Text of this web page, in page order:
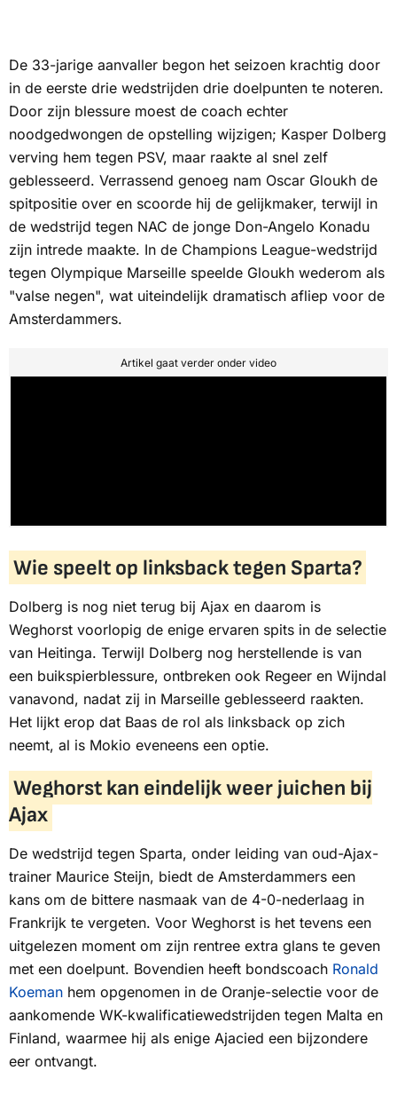
De 33-jarige aanvaller begon het seizoen krachtig door
in de eerste drie wedstrijden drie doelpunten te noteren.
Door zijn blessure moest de coach echter
noodgedwongen de opstelling wijzigen; Kasper Dolberg
verving hem tegen PSV, maar raakte al snel zelf
geblesseerd. Verrassend genoeg nam Oscar Gloukh de
spitpositie over en scoorde hij de gelijkmaker, terwijl in
de wedstrijd tegen NAC de jonge Don-Angelo Konadu
zijn intrede maakte. In de Champions League-wedstrijd
tegen Olympique Marseille speelde Gloukh wederom als
"valse negen", wat uiteindelijk dramatisch afliep voor de
Amsterdammers.
Artikel gaat verder onder video
Wie speelt op linksback tegen Sparta?
Dolberg is nog niet terug bij Ajax en daarom is
Weghorst voorlopig de enige ervaren spits in de selectie
van Heitinga. Terwijl Dolberg nog herstellende is van
een buikspierblessure, ontbreken ook Regeer en Wijndal
vanavond, nadat zij in Marseille geblesseerd raakten.
Het lijkt erop dat Baas de rol als linksback op zich
neemt, al is Mokio eveneens een optie.
Weghorst kan eindelijk weer juichen bij
Ajax
De wedstrijd tegen Sparta, onder leiding van oud-Ajax-
trainer Maurice Steijn, biedt de Amsterdammers een
kans om de bittere nasmaak van de 4-0-nederlaag in
Frankrijk te vergeten. Voor Weghorst is het tevens een
uitgelezen moment om zijn rentree extra glans te geven
met een doelpunt. Bovendien heeft bondscoach Ronald
Koeman hem opgenomen in de Oranje-selectie voor de
aankomende WK-kwalificatiewedstrijden tegen Malta en
Finland, waarmee hij als enige Ajacied een bijzondere
eer ontvangt.